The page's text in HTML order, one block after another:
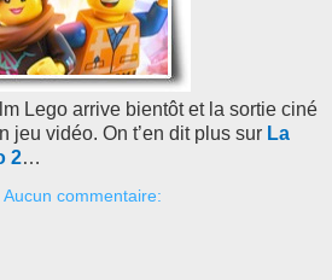
Lego arrive bientôt et la sortie ciné
jeu vidéo. On t’en dit plus sur La
2…
Aucun commentaire: